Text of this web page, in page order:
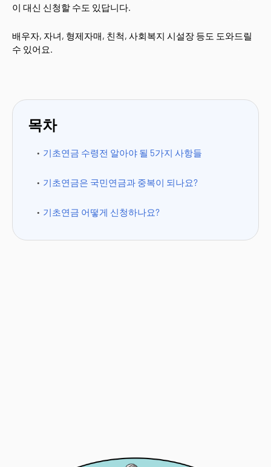
이 대신 신청할 수도 있답니다.
배우자, 자녀, 형제자매, 친척, 사회복지 시설장 등도 도와드릴
수 있어요.
목차
기초연금 수령전 알아야 될 5가지 사항들
기초연금은 국민연금과 중복이 되나요?
기초연금 어떻게 신청하나요?